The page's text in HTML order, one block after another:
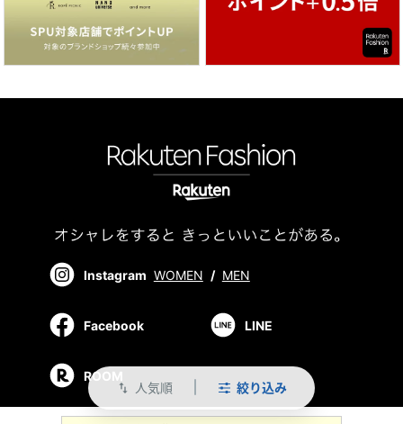
swap_vert 人気順 絞り込み
Instagram WOMEN / MEN
Facebook LINE
ROOM